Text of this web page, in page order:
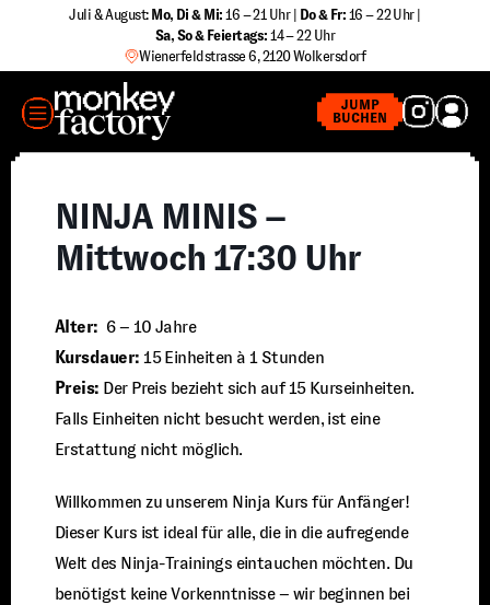
springen
Juli & August: Mo, Di & Mi: 16 – 21 Uhr | Do & Fr: 16 – 22 Uhr |
Sa, So & Feiertags: 14 – 22 Uhr
Wienerfeldstrasse 6, 2120 Wolkersdorf
JUMP
BUCHEN
MENÜ
NINJA MINIS –
Mittwoch 17:30 Uhr
Alter: 6 – 10 Jahre
Kursdauer: 15 Einheiten à 1 Stunden
Preis: Der Preis bezieht sich auf 15 Kurseinheiten.
Falls Einheiten nicht besucht werden, ist eine
Erstattung nicht möglich.
Willkommen zu unserem Ninja Kurs für Anfänger!
Dieser Kurs ist ideal für alle, die in die aufregende
Welt des Ninja-Trainings eintauchen möchten. Du
benötigst keine Vorkenntnisse – wir beginnen bei